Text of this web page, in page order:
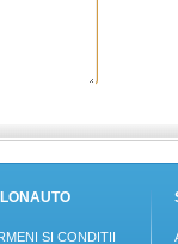
SI CONDITII